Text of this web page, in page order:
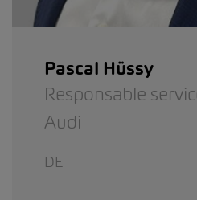
Pascal Hüssy
Responsable
Audi
DE